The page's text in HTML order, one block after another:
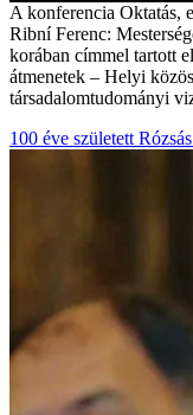
A konferencia Oktatás,
Ribní Ferenc:
korában címmel tartott
átmenetek – Helyi
társadalomtudományi
100 éve született